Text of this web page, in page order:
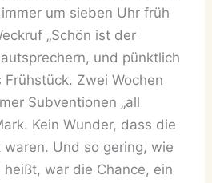
um sieben Uhr früh
„Schön ist der
und pünktlich
Zwei Wochen
Subventionen „all
Kein Wunder, dass die
Und so gering, wie
war die Chance, ein